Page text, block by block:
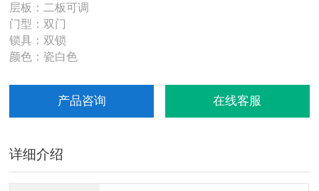
层板：二板可调
门型：双门
锁具：双锁
颜色：瓷白色
产品咨询 在线客服
详细介绍